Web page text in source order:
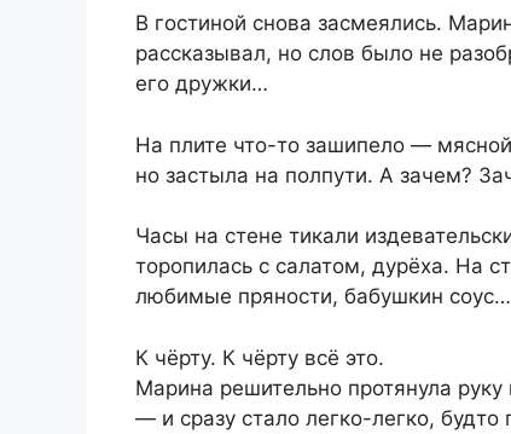
В гостиной снова засмеялись.
рассказывал, но слов было не
его дружки…
На плите что-то зашипело —
но застыла на полпути. А зачем?
Часы на стене тикали
торопилась с салатом, дурёха. На
любимые пряности, бабушкин соус…
К чёрту. К чёрту всё это.
Марина решительно протянула
— и сразу стало легко-легко,